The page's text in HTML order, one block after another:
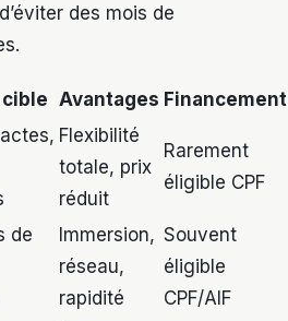
des mois de
Avantages Financement
Flexibilité
totale, prix
réduit
Rarement
éligible CPF
de
Immersion,
réseau,
rapidité
Souvent
éligible
CPF/AIF